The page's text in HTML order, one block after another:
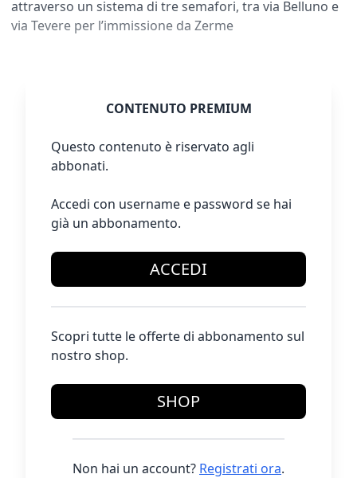
attraverso un sistema di tre semafori, tra via Belluno e
via Tevere per l’immissione da Zerme
CONTENUTO PREMIUM
Questo contenuto è riservato agli
abbonati.
Accedi con username e password se hai
già un abbonamento.
ACCEDI
Scopri tutte le offerte di abbonamento sul
nostro shop.
SHOP
Non hai un account? Registrati ora.